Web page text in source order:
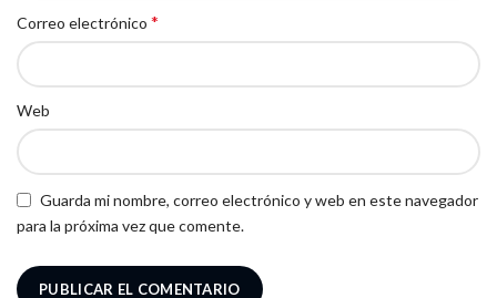
Correo electrónico *
Web
Guarda mi nombre, correo electrónico y web en este navegador
para la próxima vez que comente.